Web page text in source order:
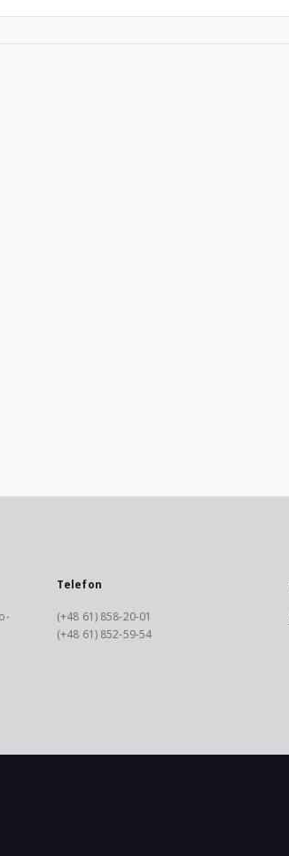
Robert, Jin Haoqiang
Telefon
(+48 61) 858-20-01
(+48 61) 852-59-54